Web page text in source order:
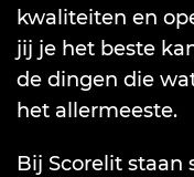
kwaliteiten en
jij je het beste
de dingen die
het allermeeste.
Bij Scorelit staan